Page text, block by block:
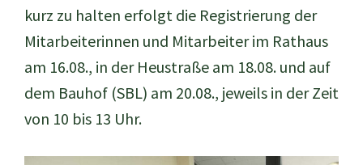
kurz zu halten erfolgt die Registrierung der
Mitarbeiterinnen und Mitarbeiter im Rathaus
am 16.08., in der Heustraße am 18.08. und auf
dem Bauhof (SBL) am 20.08., jeweils in der Zeit
von 10 bis 13 Uhr.